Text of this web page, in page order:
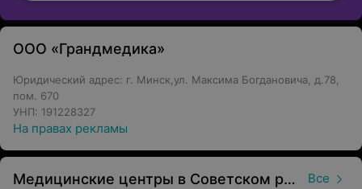
ООО «Грандмедика»
Юридический адрес: г. Минск,ул. Максима Богдановича, д.78,
пом. 670
УНП: 191228327
На правах рекламы
Медицинские центры в Советском районе в Минске Все